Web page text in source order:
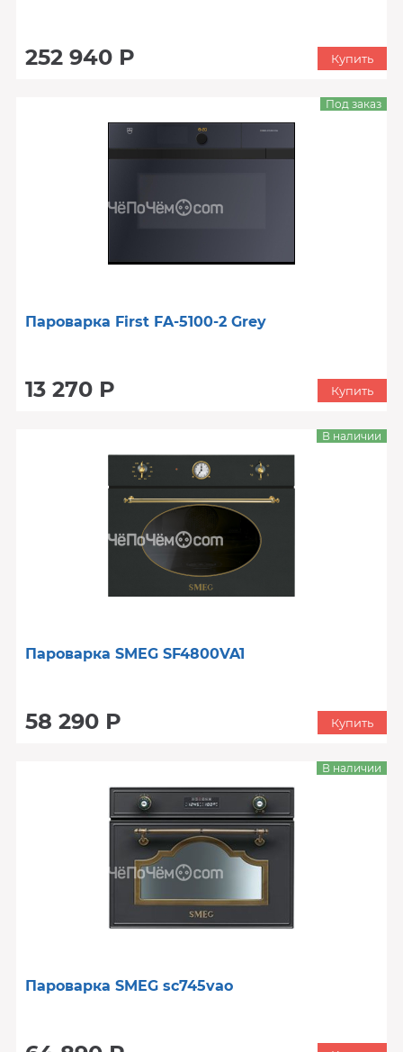
252 940 Р Купить
Пароварка First FA-5100-2 Grey
13 270 Р
Под заказ
Купить
Пароварка SMEG SF4800VA1
58 290 Р
В наличии
Купить
Пароварка SMEG sc745vao
В наличии